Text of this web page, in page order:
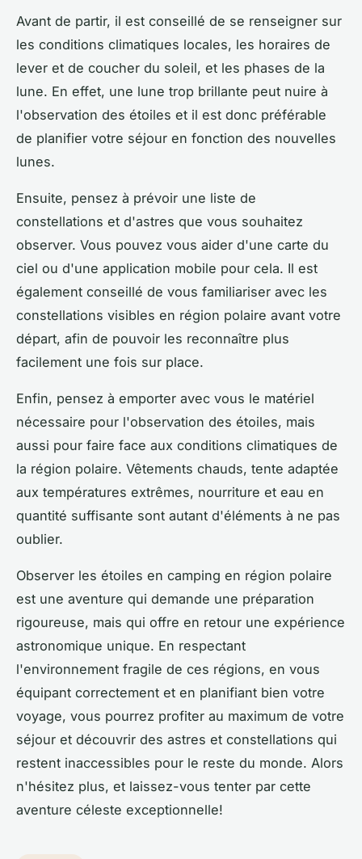
Avant de partir, il est conseillé de se renseigner sur
les conditions climatiques locales, les horaires de
lever et de coucher du soleil, et les phases de la
lune. En effet, une lune trop brillante peut nuire à
l'observation des étoiles et il est donc préférable
de planifier votre séjour en fonction des nouvelles
lunes.
Ensuite, pensez à prévoir une liste de
constellations et d'astres que vous souhaitez
observer. Vous pouvez vous aider d'une carte du
ciel ou d'une application mobile pour cela. Il est
également conseillé de vous familiariser avec les
constellations visibles en région polaire avant votre
départ, afin de pouvoir les reconnaître plus
facilement une fois sur place.
Enfin, pensez à emporter avec vous le matériel
nécessaire pour l'observation des étoiles, mais
aussi pour faire face aux conditions climatiques de
la région polaire. Vêtements chauds, tente adaptée
aux températures extrêmes, nourriture et eau en
quantité suffisante sont autant d'éléments à ne pas
oublier.
Observer les étoiles en camping en région polaire
est une aventure qui demande une préparation
rigoureuse, mais qui offre en retour une expérience
astronomique unique. En respectant
l'environnement fragile de ces régions, en vous
équipant correctement et en planifiant bien votre
voyage, vous pourrez profiter au maximum de votre
séjour et découvrir des astres et constellations qui
restent inaccessibles pour le reste du monde. Alors
n'hésitez plus, et laissez-vous tenter par cette
aventure céleste exceptionnelle!